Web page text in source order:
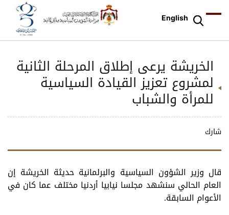
English
الخريشة يرعى إطلاق المرحلة الثانية
لمشروع تعزيز القيادة السياسية
للمرأة والشباب
شارك
قال وزير الشؤون السياسية والبرلمانية حديثة الخريشة إن
العام الحالي سنشهد مجلسا نيابيا أردنيا مختلف عما كان في
الأعوام السابقة.